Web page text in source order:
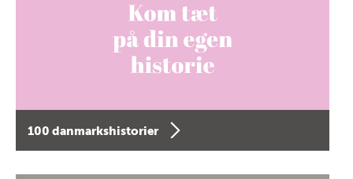
100 danmarkshistorier